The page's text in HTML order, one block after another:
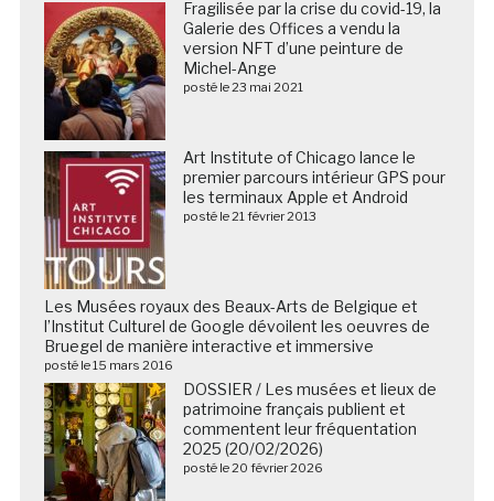
Fragilisée par la crise du covid-19, la
Galerie des Offices a vendu la
version NFT d’une peinture de
Michel-Ange
posté le 23 mai 2021
Art Institute of Chicago lance le
premier parcours intérieur GPS pour
les terminaux Apple et Android
posté le 21 février 2013
Les Musées royaux des Beaux-Arts de Belgique et
l’Institut Culturel de Google dévoilent les oeuvres de
Bruegel de manière interactive et immersive
posté le 15 mars 2016
DOSSIER / Les musées et lieux de
patrimoine français publient et
commentent leur fréquentation
2025 (20/02/2026)
posté le 20 février 2026